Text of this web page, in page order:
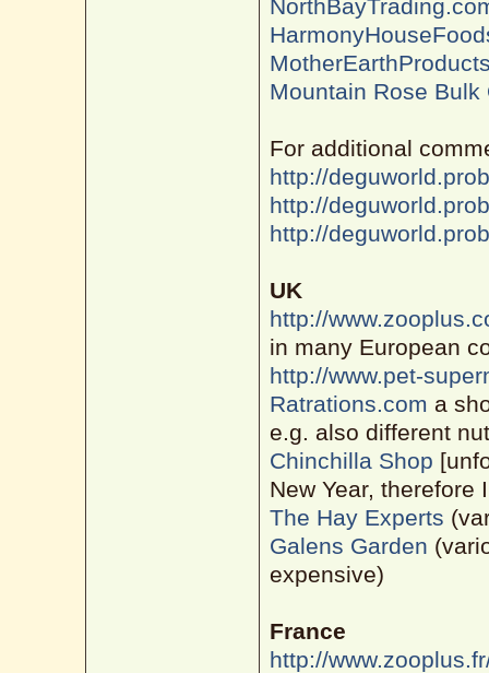
Mountain Rose
For additional
http://
http://
http://
UK
http://
in many European
http://www.pet-
Ratrations.com a
e.g. also different
Chinchilla Shop
New Year,
The Hay Experts
Galens Garden
expensive)
France
http://